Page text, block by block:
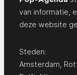
van informatie,
deze website
Steden:
Amsterdam